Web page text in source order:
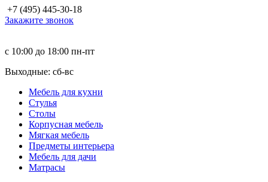
+7 (495) 445-30-18
Закажите звонок
с 10:00 до 18:00 пн-пт
Выходные: сб-вc
Мебель для кухни
Стулья
Столы
Корпусная мебель
Мягкая мебель
Предметы интерьера
Мебель для дачи
Матраcы